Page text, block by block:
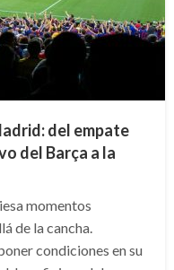
del empate
del Barça a la
momentos
de la cancha.
condiciones en su